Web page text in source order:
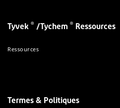
Tyvek ® /Tychem ® Ressources
Ressources
Termes & Politiques